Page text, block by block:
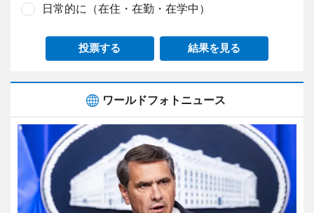
日常的に（在住・在勤・在学中）
投票する 結果を見る
ワールドフォトニュース